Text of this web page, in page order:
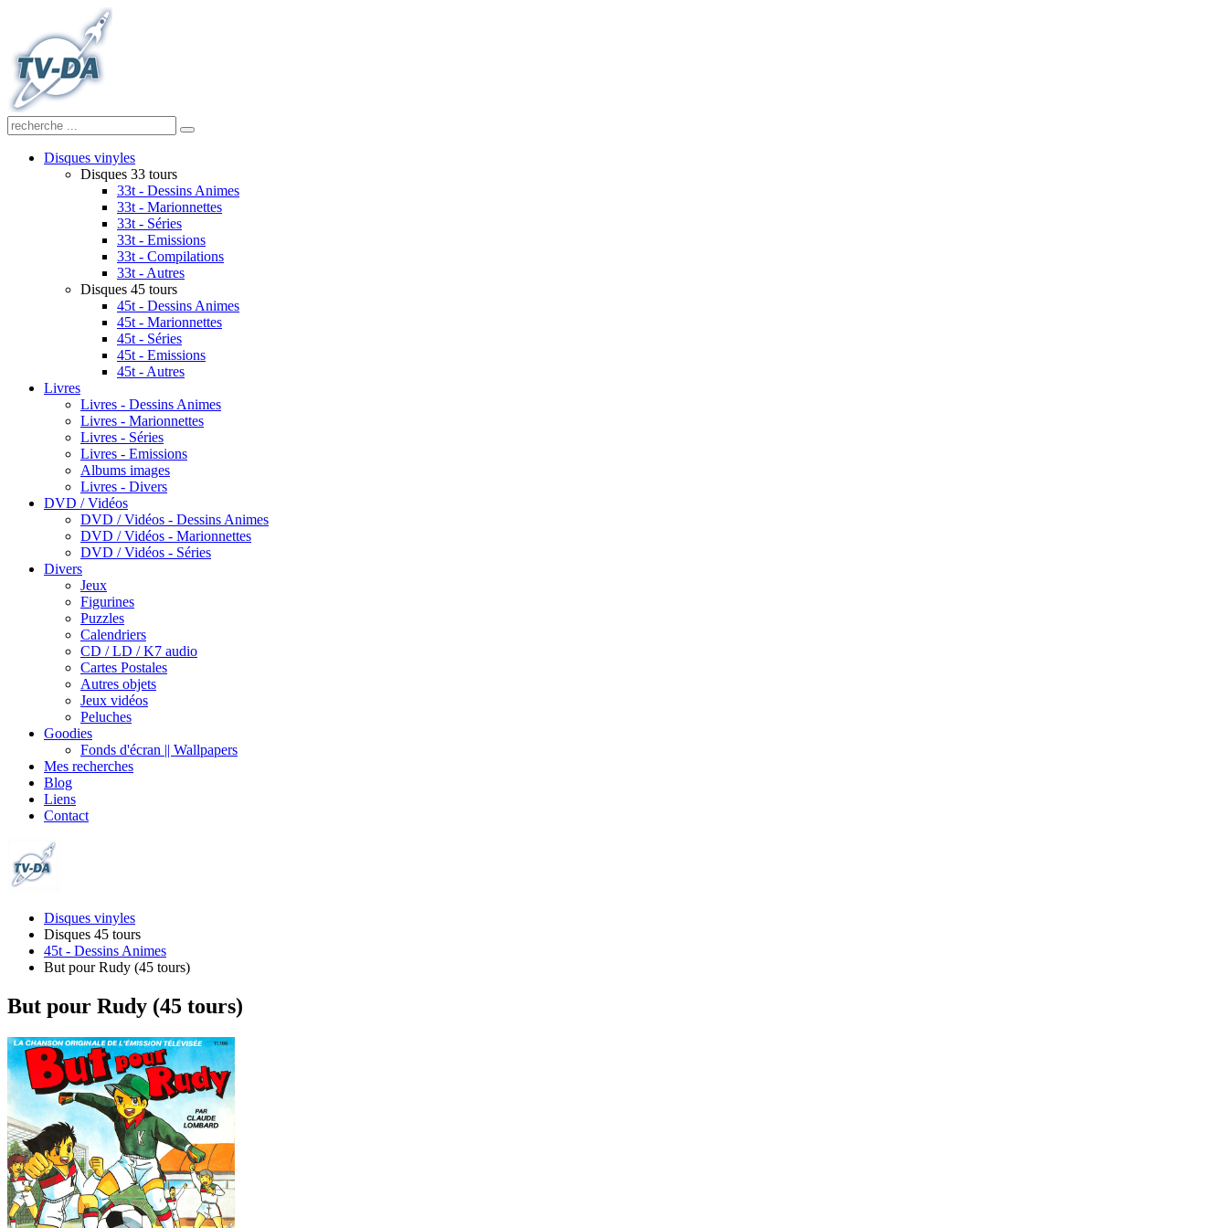
Disques vinyles
Disques 33 tours
33t - Dessins Animes
33t - Marionnettes
33t - Séries
33t - Emissions
33t - Compilations
33t - Autres
Disques 45 tours
45t - Dessins Animes
45t - Marionnettes
45t - Séries
45t - Emissions
45t - Autres
Livres
Livres - Dessins Animes
Livres - Marionnettes
Livres - Séries
Livres - Emissions
Albums images
Livres - Divers
DVD / Vidéos
DVD / Vidéos - Dessins Animes
DVD / Vidéos - Marionnettes
DVD / Vidéos - Séries
Divers
Jeux
Figurines
Puzzles
Calendriers
CD / LD / K7 audio
Cartes Postales
Autres objets
Jeux vidéos
Peluches
Goodies
Fonds d'écran || Wallpapers
Mes recherches
Blog
Liens
Contact
Disques vinyles
Disques 45 tours
45t - Dessins Animes
But pour Rudy (45 tours)
But pour Rudy (45 tours)